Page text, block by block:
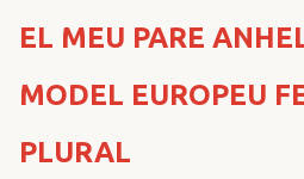
EL MEU PARE
MODEL EUROPEU
PLURAL